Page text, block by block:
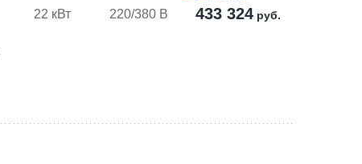
22 кВт 220/380 В 433 324руб.